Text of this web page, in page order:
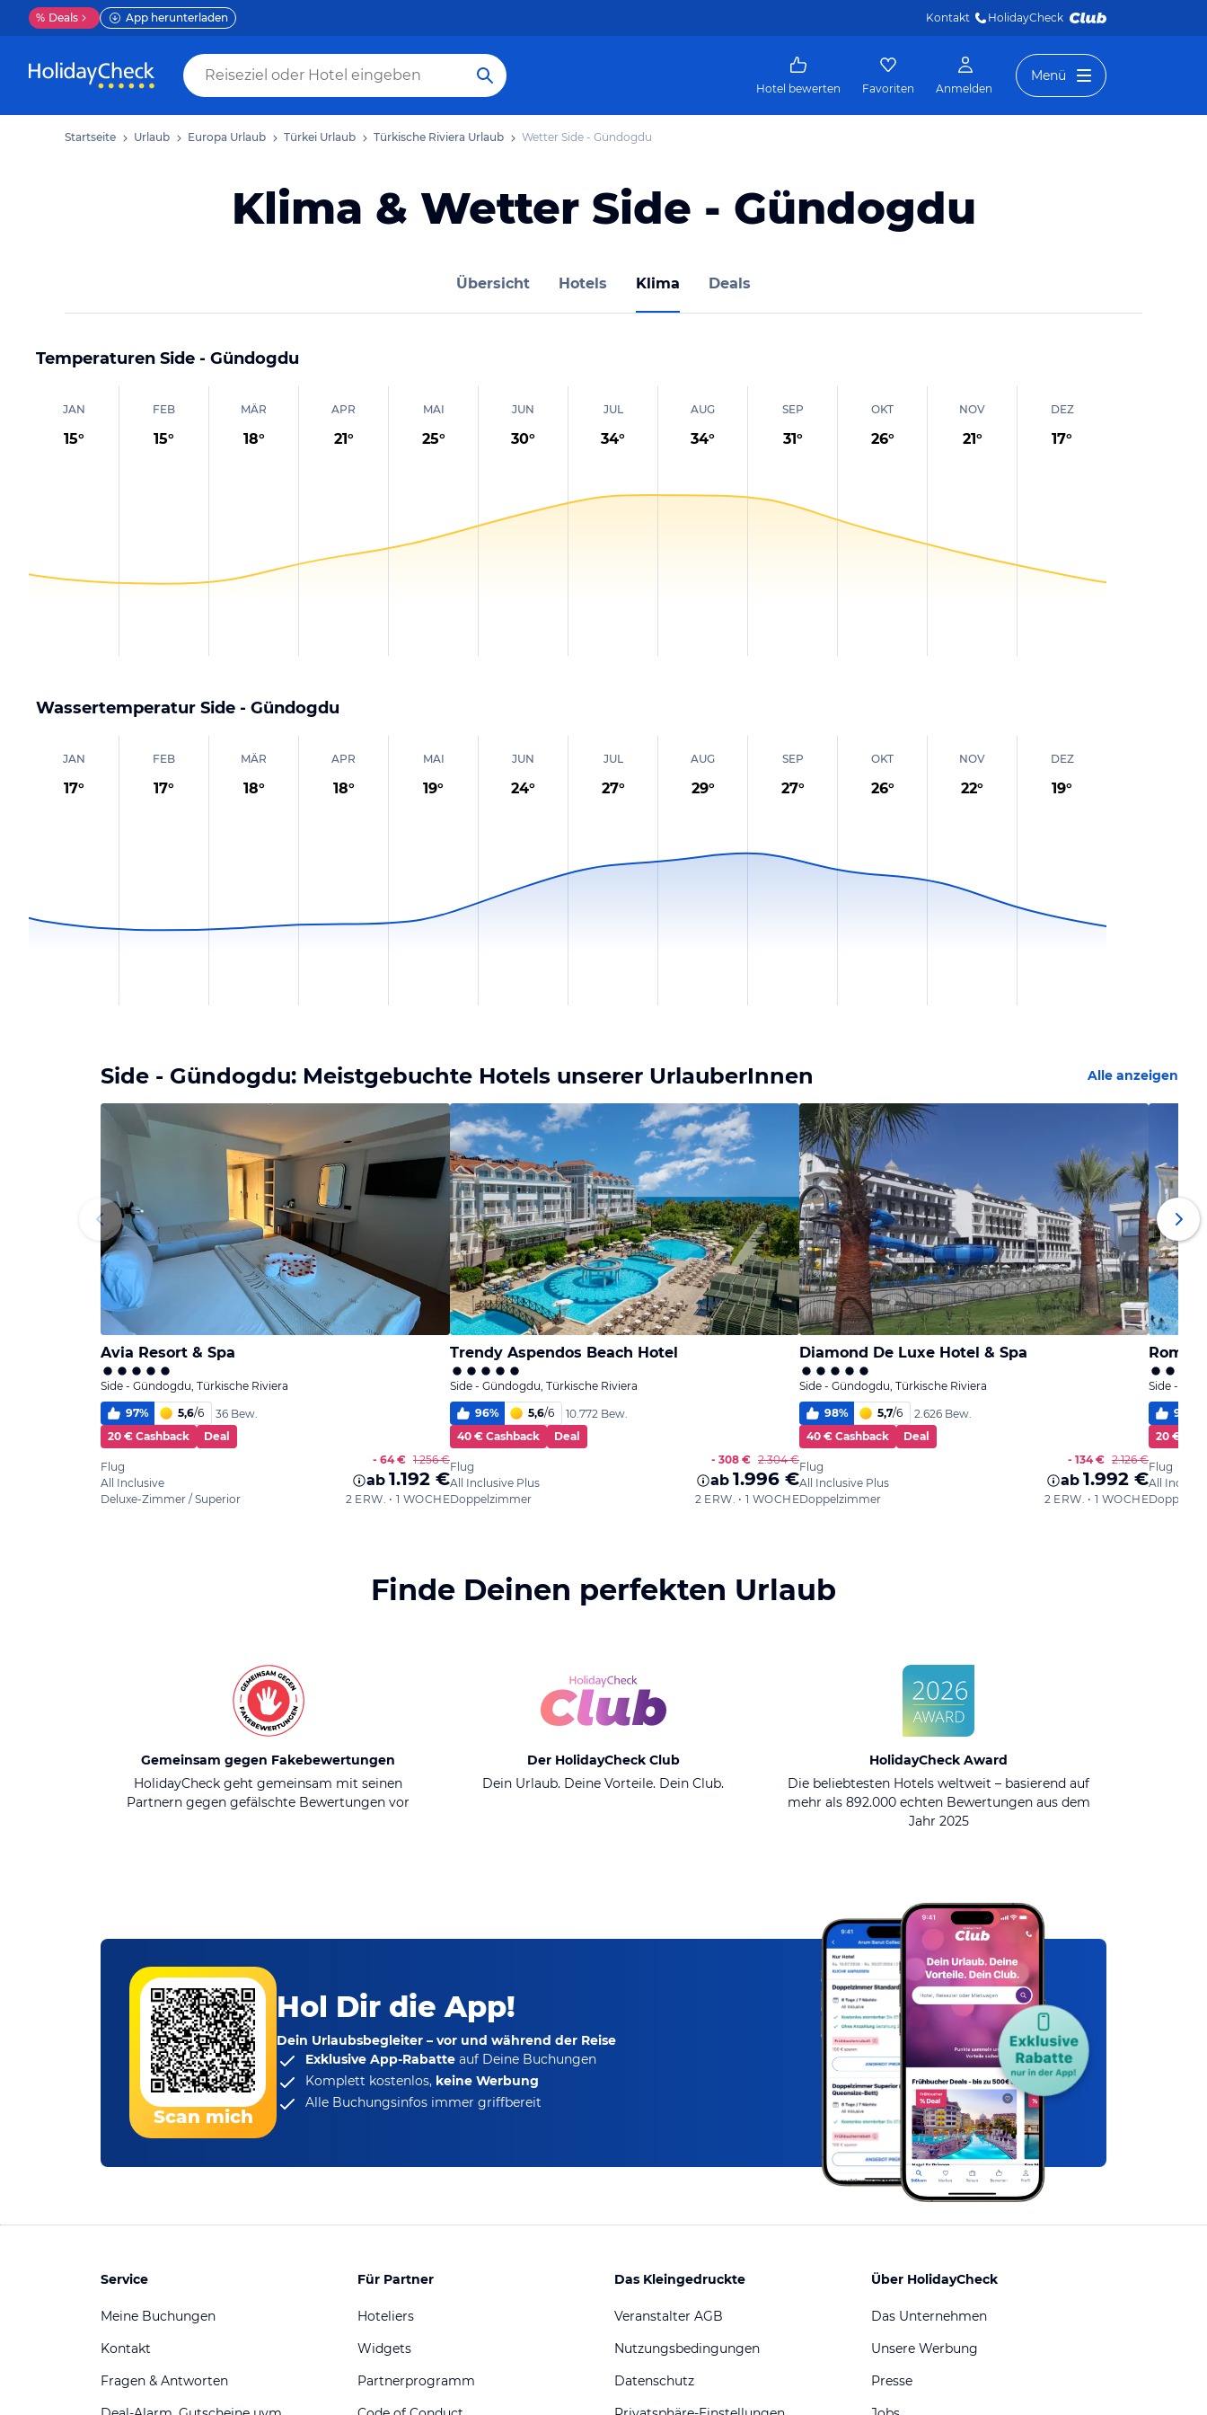
% Deals App herunterladen Kontakt HolidayCheck
Hotel bewerten Favoriten Anmelden
Menü
Startseite Urlaub Europa Urlaub Türkei Urlaub Türkische Riviera Urlaub Wetter Side - Gündogdu
Klima & Wetter Side - Gündogdu
Übersicht Hotels Klima Deals
Temperaturen Side - Gündogdu
JAN
15°
FEB
15°
MÄR
18°
APR
21°
MAI
25°
JUN
30°
JUL
34°
AUG
34°
SEP
31°
OKT
26°
NOV
21°
DEZ
17°
Wassertemperatur Side - Gündogdu
JAN
17°
FEB
17°
MÄR
18°
APR
18°
MAI
19°
JUN
24°
JUL
27°
AUG
29°
SEP
27°
OKT
26°
NOV
22°
DEZ
19°
Side - Gündogdu: Meistgebuchte Hotels unserer UrlauberInnen Alle anzeigen
Avia Resort & Spa
Side - Gündogdu, Türkische Riviera
97% 5,6/6
36 Bew.
20 € Cashback
Deal
Flug
All Inclusive
Deluxe-Zimmer / Superior
- 64 € 1.256 €
ab 1.192 €
2 ERW. • 1 WOCHE
Trendy Aspendos Beach Hotel
Side - Gündogdu, Türkische Riviera
96% 5,6/6
10.772 Bew.
40 € Cashback
Deal
Flug
All Inclusive Plus
Doppelzimmer
- 308 € 2.304 €
ab 1.996 €
2 ERW. • 1 WOCHE
Diamond De Luxe Hotel & Spa
Side - Gündogdu, Türkische Riviera
98% 5,7/6
2.626 Bew.
40 € Cashback
Deal
Flug
All Inclusive Plus
Doppelzimmer
- 134 € 2.126 €
ab 1.992 €
2 ERW. • 1 WOCHE
Roma
Side -
94
20 €
Flug
All
Finde Deinen perfekten Urlaub
Gemeinsam gegen Fakebewertungen
HolidayCheck geht gemeinsam mit seinen
Partnern gegen gefälschte Bewertungen vor
Der HolidayCheck Club
Dein Urlaub. Deine Vorteile. Dein Club.
HolidayCheck Award
Die beliebtesten Hotels weltweit – basierend auf
mehr als 892.000 echten Bewertungen aus dem
Jahr 2025
Scan mich
Hol Dir die App!
Dein Urlaubsbegleiter – vor und während der Reise
Exklusive App-Rabatte auf Deine Buchungen
Komplett kostenlos, keine Werbung
Alle Buchungsinfos immer griffbereit
Service
Meine Buchungen
Kontakt
Fragen & Antworten
Für Partner
Hoteliers
Widgets
Partnerprogramm
Das Kleingedruckte
Veranstalter AGB
Nutzungsbedingungen
Datenschutz
Über HolidayCheck
Das Unternehmen
Unsere Werbung
Presse